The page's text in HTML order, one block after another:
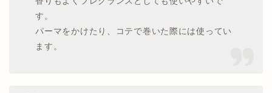
す。
パーマをかけたり、コテで巻いた際には使ってい
ます。